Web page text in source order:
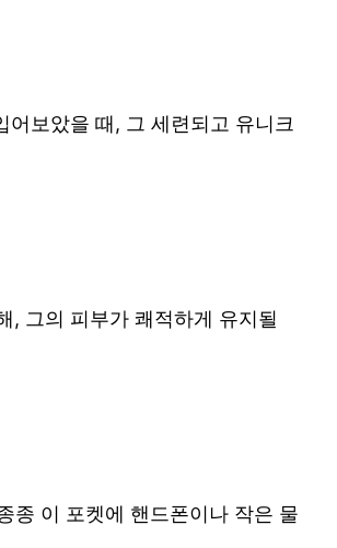
보았을 때, 그 세련되고 유니크
, 그의 피부가 쾌적하게 유지될
종 이 포켓에 핸드폰이나 작은 물